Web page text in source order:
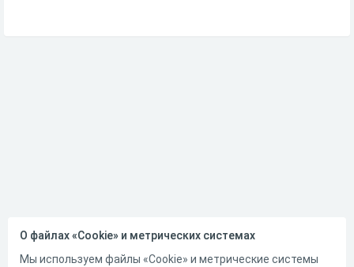
О файлах «Cookie» и метрических системах
Мы используем файлы «Cookie» и метрические системы